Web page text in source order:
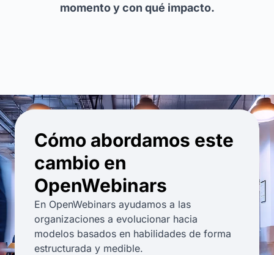
momento y con qué impacto.
Cómo abordamos este
cambio en
OpenWebinars
En OpenWebinars ayudamos a las
organizaciones a evolucionar hacia
modelos basados en habilidades de forma
estructurada y medible.